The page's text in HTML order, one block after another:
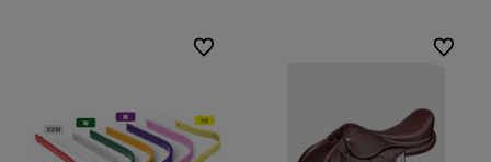
Do ulubionych
Do ulubionych Do
Do